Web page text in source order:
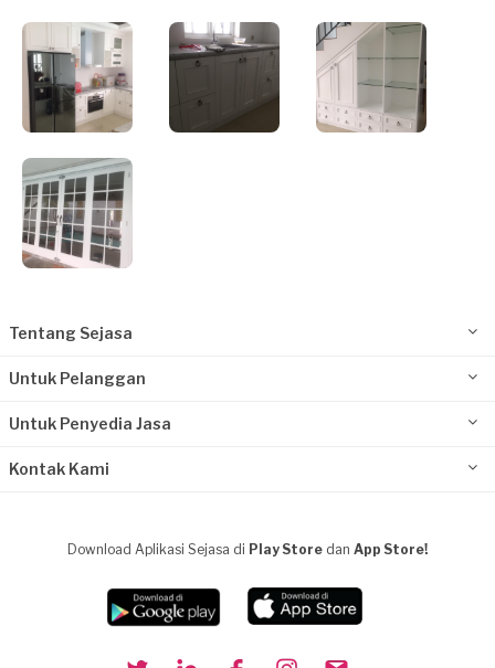
Tentang Sejasa
Untuk Pelanggan
Untuk Penyedia Jasa
Kontak Kami
Download Aplikasi Sejasa di Play Store dan App Store!